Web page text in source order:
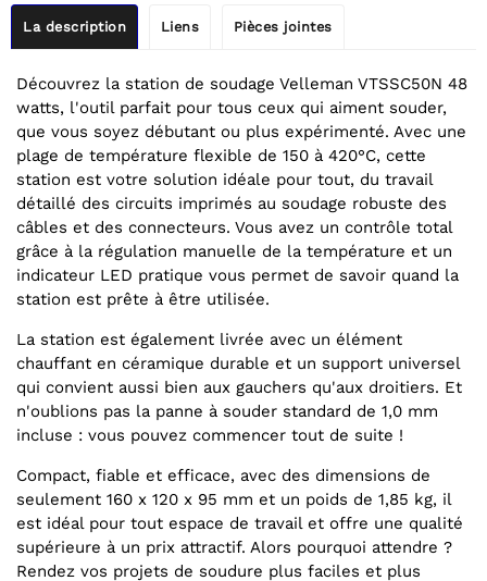
La description Liens Pièces jointes
Découvrez la station de soudage Velleman VTSSC50N 48
watts, l'outil parfait pour tous ceux qui aiment souder,
que vous soyez débutant ou plus expérimenté. Avec une
plage de température flexible de 150 à 420°C, cette
station est votre solution idéale pour tout, du travail
détaillé des circuits imprimés au soudage robuste des
câbles et des connecteurs. Vous avez un contrôle total
grâce à la régulation manuelle de la température et un
indicateur LED pratique vous permet de savoir quand la
station est prête à être utilisée.
La station est également livrée avec un élément
chauffant en céramique durable et un support universel
qui convient aussi bien aux gauchers qu'aux droitiers. Et
n'oublions pas la panne à souder standard de 1,0 mm
incluse : vous pouvez commencer tout de suite !
Compact, fiable et efficace, avec des dimensions de
seulement 160 x 120 x 95 mm et un poids de 1,85 kg, il
est idéal pour tout espace de travail et offre une qualité
supérieure à un prix attractif. Alors pourquoi attendre ?
Rendez vos projets de soudure plus faciles et plus